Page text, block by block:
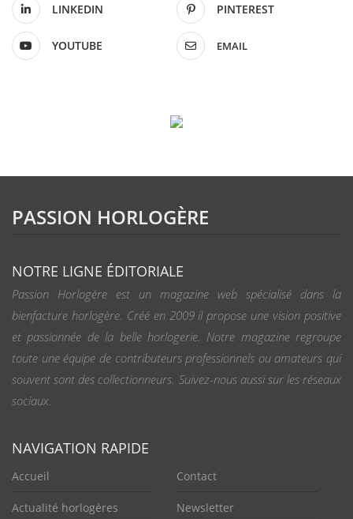
LINKEDIN PINTEREST
YOUTUBE EMAIL
PASSION HORLOGÈRE
NOTRE LIGNE ÉDITORIALE
Passion Horlogère est un magazine web spécialisé dans la
bienfacture horlogère. Créé en 2009 il propose une vision positive
et passionnée de la belle horlogerie. Notre magazine regroupe
toute une équipe de contributeurs professionnels ou amateurs qui
souvent sont des collectionneurs. Suivez-nous aussi sur les réseaux
sociaux.
NAVIGATION RAPIDE
Accueil
Actualité horlogères
Contact
Newsletter